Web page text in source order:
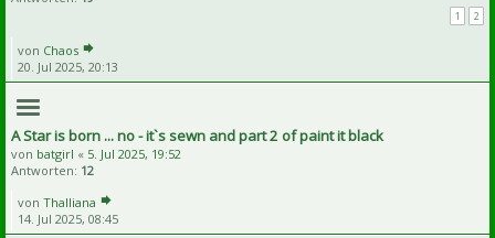
1 2
von Chaos
20. Jul 2025, 20:13
A Star is born ... no - it`s sewn and part 2 of paint it black
von batgirl « 5. Jul 2025, 19:52
Antworten: 12
von Thalliana
14. Jul 2025, 08:45